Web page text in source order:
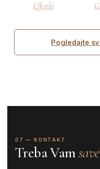
Effegibi
Pogledajte
07 — KONTAKT
Treba Vam